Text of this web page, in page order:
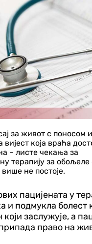
за живот с поносом
која враћа
– листе чекања за
терапију за
не постоје.
пацијената у
и подмукла болест
заслужује, а
право на